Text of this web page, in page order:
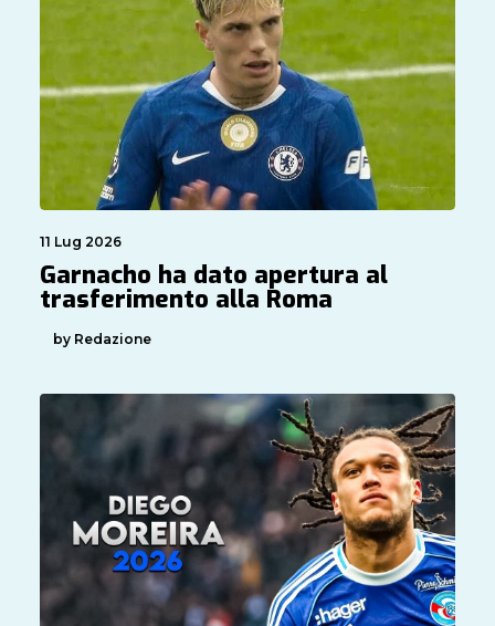
11 Lug 2026
Garnacho ha dato apertura al
trasferimento alla Roma
by Redazione